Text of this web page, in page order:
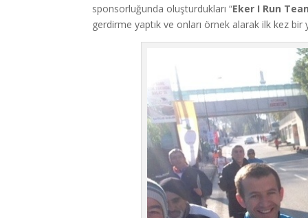
sponsorluğunda oluşturdukları “Eker I Run
gerdirme yaptık ve onları örnek alarak ilk kez bir